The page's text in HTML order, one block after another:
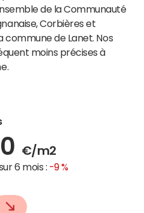
de la Communauté
Corbières et
commune de Lanet. Nos
moins précises à
€/m2
6 mois : -9 %